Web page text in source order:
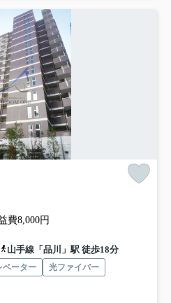
費8,000円
山手線「品川」駅 徒歩18分
ベーター
光ファイバー